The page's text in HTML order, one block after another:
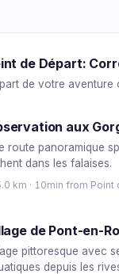
de Départ:
de votre
aux
route panoramique
dans les falaises.
km · 10min from
de Pont-en-
pittoresque avec
depuis les